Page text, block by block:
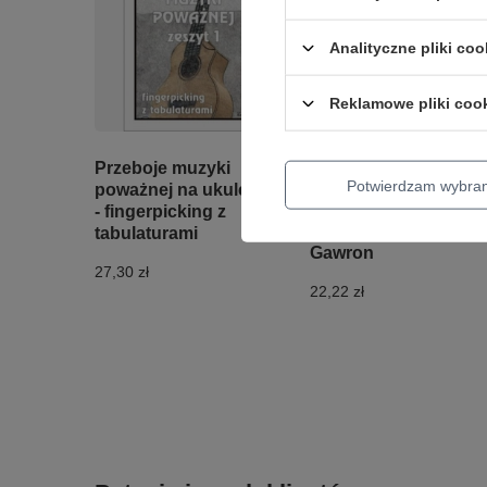
Przeboje muzyki
poważnej na ukulele
- fingerpicking z
tabulaturami
27,30 zł
Ukulele ogniskowe -
śpiewnik
Gawron
22,22 zł
Analityczne pliki
Reklamowe pliki
Potwierdzam